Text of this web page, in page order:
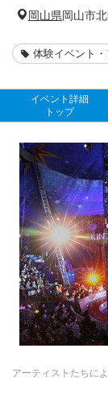
岡山県岡山市
体験イベント
イベント詳細
トップ
アーティストたちに